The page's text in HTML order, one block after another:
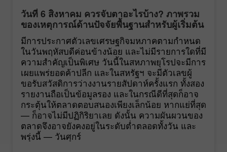
วันที่ 6 สิงหาคม ควรจับตาอะไรบ้าง? ภาพรวม
ของเหตุการณ์ด้านปัจจัยพื้นฐานสำหรับผู้เริ่มต้น
มีการประกาศตัวเลขเศรษฐกิจมหภาคตามกำหนด
ในวันพฤหัสบดีค่อนข้างน้อย และไม่มีรายการใดที่มี
ความสำคัญเป็นพิเศษ วันนี้ในสหภาพยุโรปจะมีการ
เผยแพร่ยอดค้าปลีก และในสหรัฐฯ จะมีตัวเลขผู้
ขอรับสวัสดิการว่างงานรายสัปดาห์ครั้งแรก ทั้งสอง
รายงานถือเป็นข้อมูลรอง และในกรณีดีที่สุดก็อาจ
กระตุ้นให้ตลาดตอบสนองเพียงเล็กน้อย หากแย่ที่สุด
— ก็อาจไม่มีปฏิกิริยาเลย ดังนั้น ความผันผวนของ
ตลาดจึงอาจยังคงอยู่ในระดับต่ำตลอดทั้งวัน และ
พรุ่งนี้ — วันศุกร์